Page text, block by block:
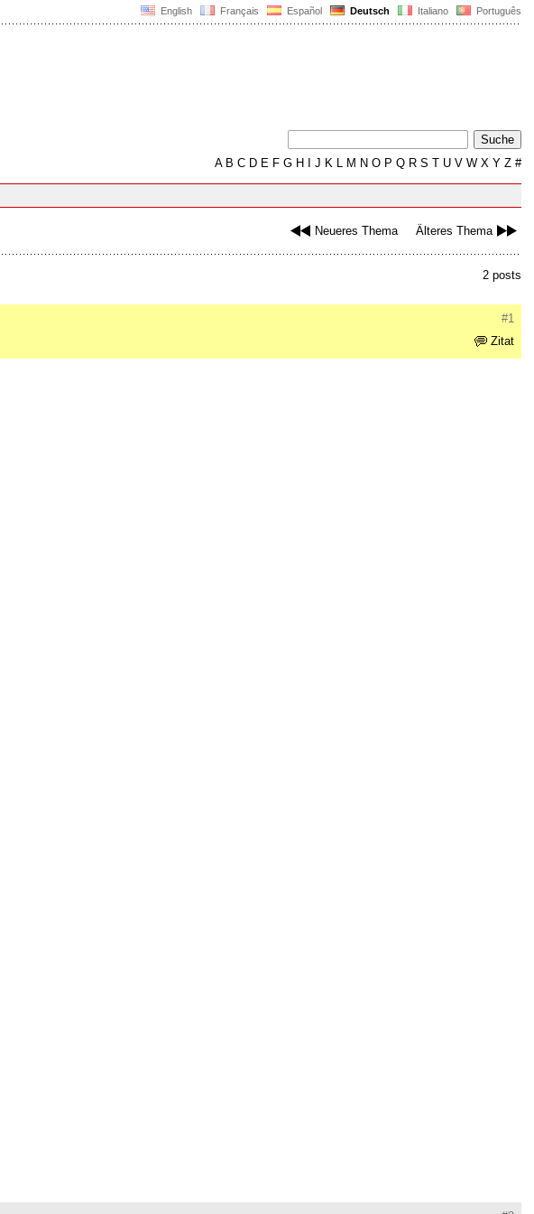
English Français Español Deutsch Italiano Português
AB C D E F G H J K L M N O P Q R S T U V W X Y Z #
Neueres Thema Älteres Thema
2 posts
#1
Zitat